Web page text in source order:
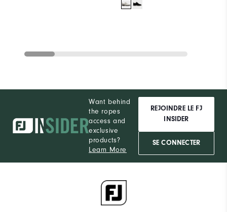
Want behind
the ropes
access and
exclusive
products?
Learn More
REJOINDRE LE FJ
INSIDER
SE CONNECTER